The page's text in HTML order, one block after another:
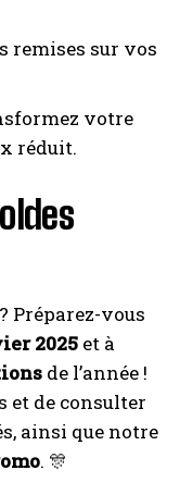
remises sur vos
votre
réduit.
Préparez-vous
2025 et à
de l’année !
et de consulter
ainsi que notre
. 🎊